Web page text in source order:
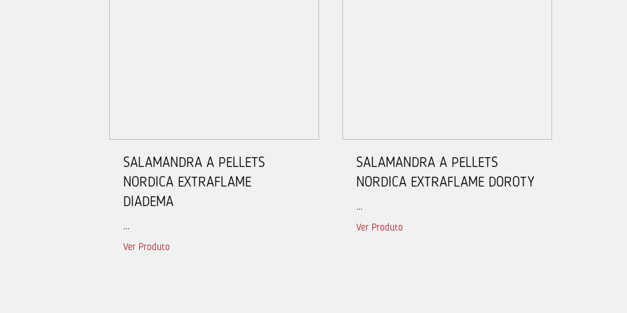
SALAMANDRA A PELLETS
NORDICA EXTRAFLAME
DIADEMA
...
Ver Produto
SALAMANDRA A PELLETS
NORDICA EXTRAFLAME DOROTY
...
Ver Produto